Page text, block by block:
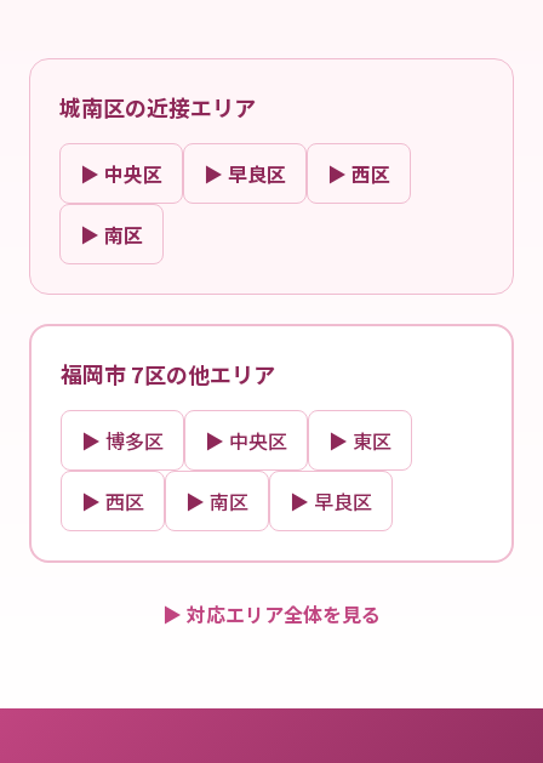
城南区の近接エリア
▶ 中央区 ▶ 早良区 ▶ 西区
▶ 南区
福岡市 7区の他エリア
▶ 博多区 ▶ 中央区 ▶ 東区
▶ 西区 ▶ 南区 ▶ 早良区
▶ 対応エリア全体を見る